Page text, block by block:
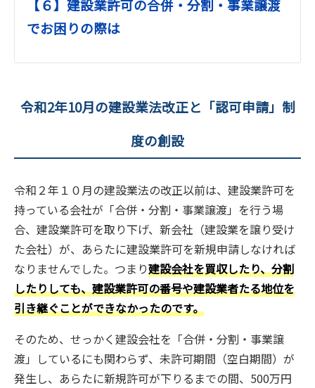
【６】建設業許可の合併・分割・事業譲渡
でお困りの際は
令和2年10月の建設業法改正と「認可申請」制
度の創設
令和２年１０月の建設業法の改正以前は、建設業許可を
持っている会社が「合併・分割・事業譲渡」を行う場
合、建設業許可を取り下げ、新会社（建設業を譲り受け
た会社）が、あらたに建設業許可を新規申請しなければ
なりませんでした。つまり建設会社を買収したり、分割
したりしても、建設業許可の番号や建設業者たる地位を
引き継ぐことができなかったのです。
そのため、せっかく建設会社を「合併・分割・事業譲
渡」しているにも関わらず、未許可期間（空白期間）が
発生し、あらたに新規許可が下りるまでの間、500万円